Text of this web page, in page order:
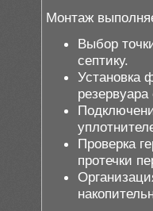
Монтаж
Выбор
септику.
Установка
Проверка
протечки